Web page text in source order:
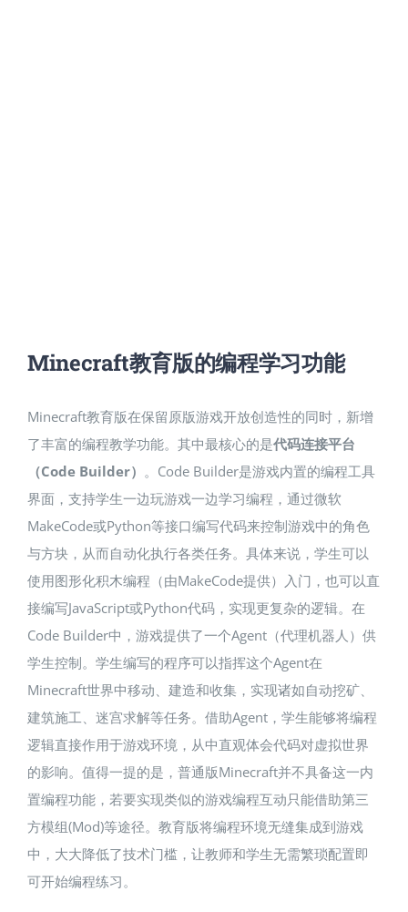
Minecraft教育版的编程学习功能
Minecraft教育版在保留原版游戏开放创造性的同时，新增
了丰富的编程教学功能。其中最核心的是代码连接平台
（Code Builder） 。Code Builder是游戏内置的编程工具
界面，支持学生一边玩游戏一边学习编程，通过微软
MakeCode或Python等接口编写代码来控制游戏中的角色
与方块，从而自动化执行各类任务。具体来说，学生可以
使用图形化积木编程（由MakeCode提供）入门，也可以直
接编写JavaScript或Python代码，实现更复杂的逻辑。在
Code Builder中，游戏提供了一个Agent（代理机器人）供
学生控制。学生编写的程序可以指挥这个Agent在
Minecraft世界中移动、建造和收集，实现诸如自动挖矿、
建筑施工、迷宫求解等任务​。借助Agent，学生能够将编程
逻辑直接作用于游戏环境，从中直观体会代码对虚拟世界
的影响。值得一提的是，普通版Minecraft并不具备这一内
置编程功能，若要实现类似的游戏编程互动只能借助第三
方模组(Mod)等途径。教育版将编程环境无缝集成到游戏
中，大大降低了技术门槛，让教师和学生无需繁琐配置即
可开始编程练习。